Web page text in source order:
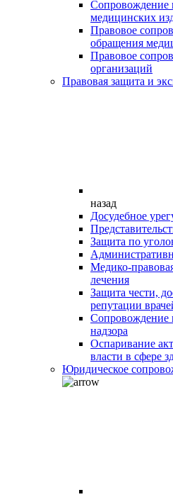
Сопровождение
медицинских
Правовое
обращения
Правовое
организаций
Правовая защита и
назад
Досудебное
Защита по
Медико-
лечения
Защита чести,
репутации
Сопровождение
надзора
Оспаривание
власти в сфере
Юридическое